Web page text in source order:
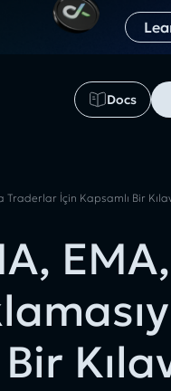
Docs
İçin Kapsamlı Bir